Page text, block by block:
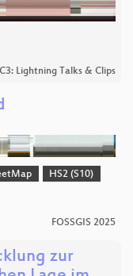
Lightning Talks & Clips
HS2 (S10)
FOSSGIS 2025
zur